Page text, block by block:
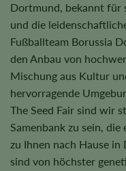
Dortmund, bekannt für
und die
Fußballteam Borussia
den Anbau von
Mischung aus Kultur
hervorragende
The Seed Fair sind wir
Samenbank zu sein,
zu Ihnen nach Hause
sind von höchster